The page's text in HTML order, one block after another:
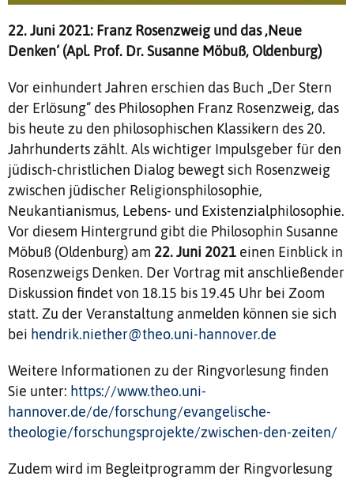
22. Juni 2021: Franz Rosenzweig und das ‚Neue
Denken‘ (Apl. Prof. Dr. Susanne Möbuß, Oldenburg)
Vor einhundert Jahren erschien das Buch „Der Stern
der Erlösung“ des Philosophen Franz Rosenzweig, das
bis heute zu den philosophischen Klassikern des 20.
Jahrhunderts zählt. Als wichtiger Impulsgeber für den
jüdisch-christlichen Dialog bewegt sich Rosenzweig
zwischen jüdischer Religionsphilosophie,
Neukantianismus, Lebens- und Existenzialphilosophie.
Vor diesem Hintergrund gibt die Philosophin Susanne
Möbuß (Oldenburg) am 22. Juni 2021 einen Einblick in
Rosenzweigs Denken. Der Vortrag mit anschließender
Diskussion findet von 18.15 bis 19.45 Uhr bei Zoom
statt. Zu der Veranstaltung anmelden können sie sich
bei hendrik.niether@theo.uni-hannover.de
Weitere Informationen zu der Ringvorlesung finden
Sie unter: https://www.theo.uni-
hannover.de/de/forschung/evangelische-
theologie/forschungsprojekte/zwischen-den-zeiten/
Zudem wird im Begleitprogramm der Ringvorlesung